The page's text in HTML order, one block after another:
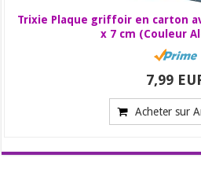
Trixie Plaque griffoir en carton
x 7 cm (Couleur
7,99
Acheter sur